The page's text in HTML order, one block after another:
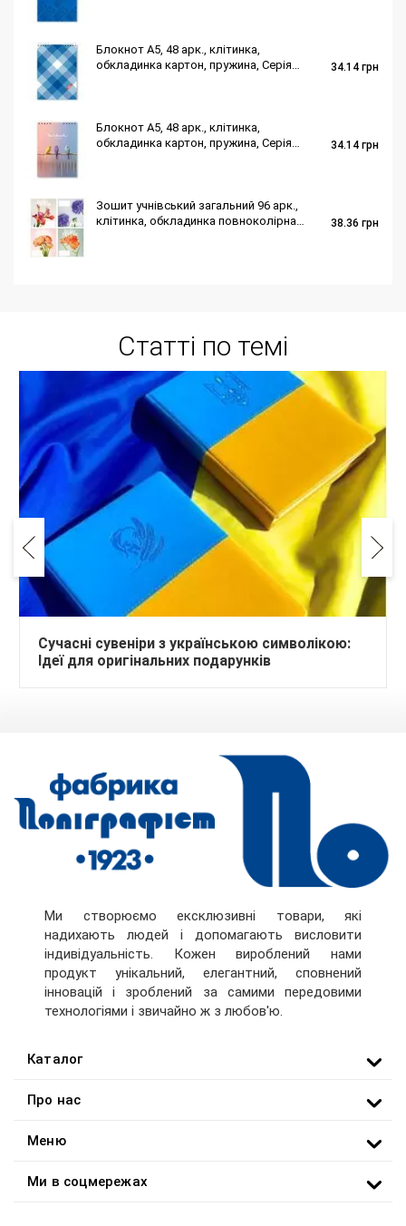
Блокнот A5, 48 арк., клітинка,
обкладинка картон, пружина, Серія
34.14 грн
Блокнот A5, 48 арк., клітинка,
обкладинка картон, пружина, Серія
34.14 грн
Зошит учнівський загальний 96 арк.,
клітинка, обкладинка повноколірна
38.36 грн
Статті по темі
Сучасні сувеніри з українською символікою:
Ідеї для оригінальних подарунків
Ми створюємо ексклюзивні товари, які
надихають людей і допомагають висловити
індивідуальність. Кожен вироблений нами
продукт унікальний, елегантний, сповнений
інновацій і зроблений за самими передовими
технологіями і звичайно ж з любов'ю.
Каталог
Про нас
Меню
Ми в соцмережах